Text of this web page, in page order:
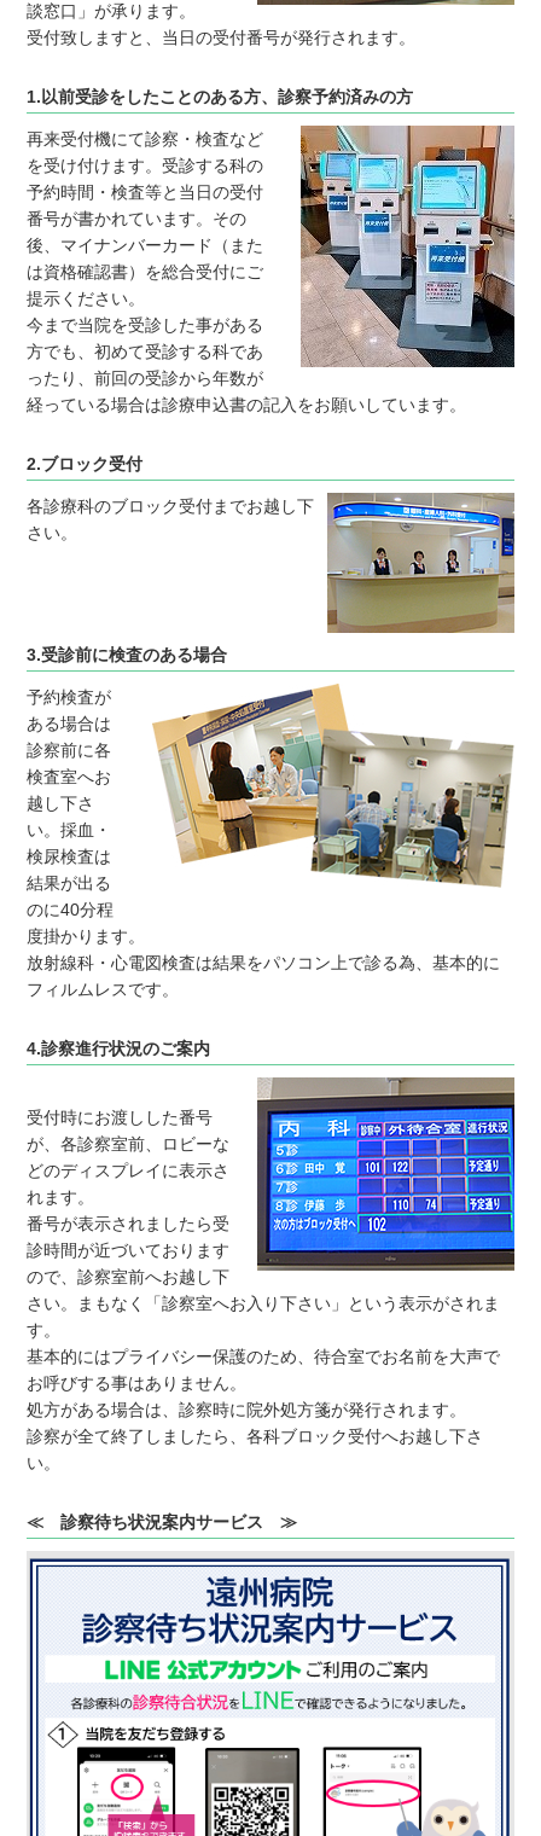
談窓口」が承ります。
受付致しますと、当日の受付番号が発行されます。
1.以前受診をしたことのある方、診察予約済みの方
再来受付機にて診察・検査など
を受け付けます。受診する科の
予約時間・検査等と当日の受付
番号が書かれています。その
後、マイナンバーカード（また
は資格確認書）を総合受付にご
提示ください。
今まで当院を受診した事がある
方でも、初めて受診する科であ
ったり、前回の受診から年数が
経っている場合は診療申込書の記入をお願いしています。
2.ブロック受付
各診療科のブロック受付までお越し下
さい。
3.受診前に検査のある場合
予約検査が
ある場合は
診察前に各
検査室へお
越し下さ
い。採血・
検尿検査は
結果が出る
のに40分程
度掛かります。
放射線科・心電図検査は結果をパソコン上で診る為、基本的に
フィルムレスです。
4.診察進行状況のご案内
受付時にお渡しした番号
が、各診察室前、ロビーな
どのディスプレイに表示さ
れます。
番号が表示されましたら受
診時間が近づいております
ので、診察室前へお越し下
さい。まもなく「診察室へお入り下さい」という表示がされま
す。
基本的にはプライバシー保護のため、待合室でお名前を大声で
お呼びする事はありません。
処方がある場合は、診察時に院外処方箋が発行されます。
診察が全て終了しましたら、各科ブロック受付へお越し下さ
い。
≪ 診察待ち状況案内サービス ≫